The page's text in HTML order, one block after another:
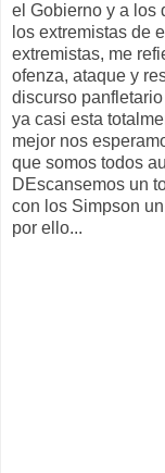
el Gobierno y a los
los extremistas de
extremistas, me
ofenza, ataque y
discurso
ya casi esta
mejor nos
que somos todos
DEscansemos un
con los Simpson
por ello...